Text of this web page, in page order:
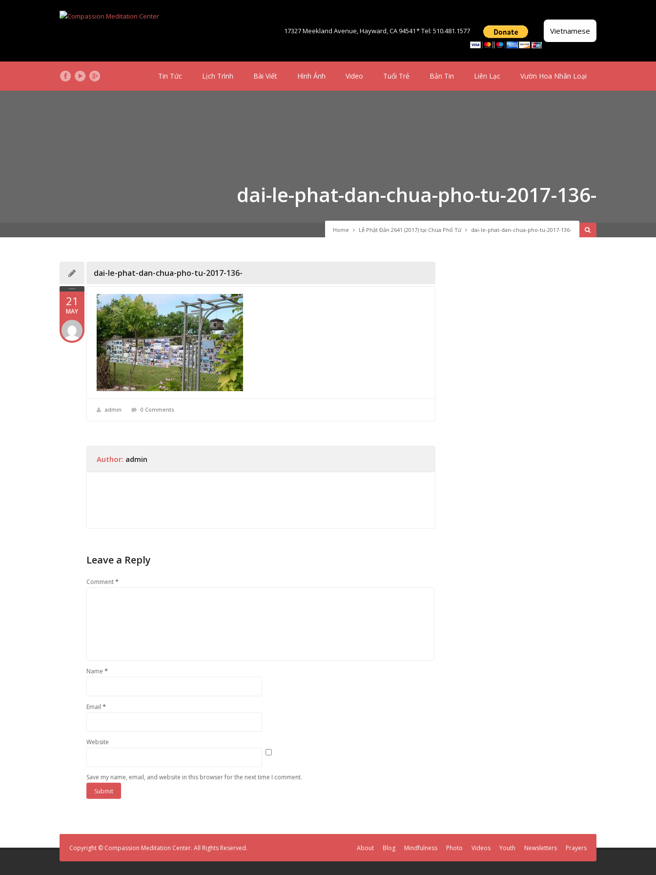
17327 Meekland Avenue, Hayward, CA 94541* Tel: 510.481.1577 Vietnamese
Tin Tức Lịch Trình Bài Viết Hình Ảnh Video Tuổi Trẻ Bản Tin Liên Lạc Vườn Hoa Nhân Loại
Home Lễ Phật Đản 2641 (2017) tại Chùa Phổ Từ dai-le-phat-dan-chua-pho-tu-2017-136-
dai-le-phat-dan-chua-pho-tu-2017-136-
21
MAY
dai-le-phat-dan-chua-pho-tu-2017-136-
admin 0 Comments
Author: admin
Leave a Reply
Comment*
Name *
Email *
Website
Save my name, email, and website in this browser for the next time I comment.
Copyright © Compassion Meditation Center. All Rights Reserved. About Blog Mindfulness Photo Videos Youth Newsletters Prayers